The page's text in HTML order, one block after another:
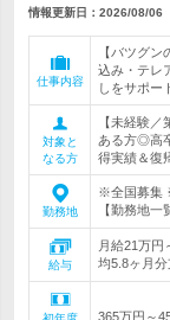
情報更新日：2026/08/06
仕事内容
【バツグ
込み・テレ
しをサポー
対象と
なる方
【未経験
ある方◎高
得実績＆復
勤務地
※全国募集
【勤務地
給与
月給21万円
均5.8ヶ月
365万円～